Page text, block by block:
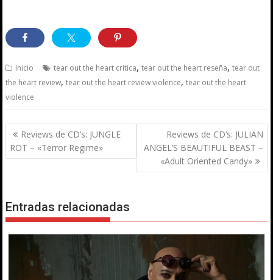
Inicio tear out the heart critica,tear out the heart reseña,tear out
the heart review,tear out the heart review violence,tear out the heart
violence
Navegación
de
entradas
Reviews de CD’s: JUNGLE
ROT – «Terror Regime»
Reviews de CD’s: JULIAN
ANGEL’S BEAUTIFUL BEAST –
«Adult Oriented Candy»
Entradas relacionadas